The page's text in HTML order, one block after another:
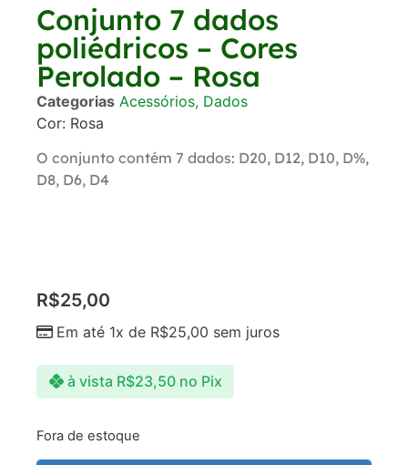
Conjunto 7 dados
poliédricos – Cores
Perolado – Rosa
Categorias Acessórios, Dados
Cor: Rosa
O conjunto contém 7 dados: D20, D12, D10, D%,
D8, D6, D4
R$25,00
Em até 1x de R$25,00 sem juros
à vista R$23,50 no Pix
Fora de estoque